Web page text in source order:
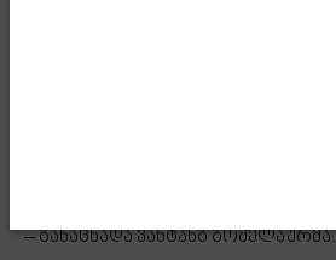
– განაცხადა ვახტანგ გომელაურმა.